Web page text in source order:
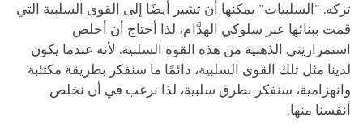
تركه. "السلبيات" يمكنها أن تشير أيضًا إلى القوى السلبية التي
قمت ببنائها عبر سلوكي الهدَّام، لذا أحتاج أن أخلص
استمراريتي الذهنية من هذه القوة السلبية. لأنه عندما يكون
لدينا مثل تلك القوى السلبية، دائمًا ما سنفكر بطريقة مكتئبة
وانهزامية، سنفكر بطرق سلبية، لذا نرغب في أن نخلص
أنفسنا منها.